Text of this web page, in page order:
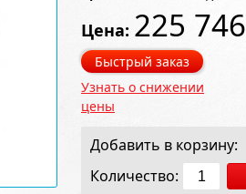
Цена: 225 746
Быстрый заказ
Узнать о снижении
цены
Добавить в корзину:
Количество: